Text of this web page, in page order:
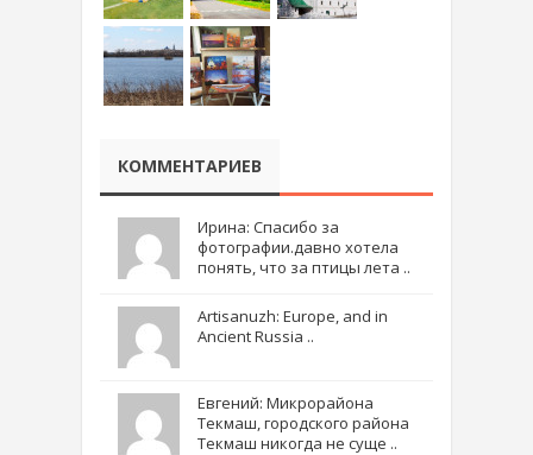
КОММЕНТАРИЕВ
Ирина: Спасибо за
фотографии.давно хотела
понять, что за птицы лета ..
Artisanuzh: Europe, and in
Ancient Russia ..
Евгений: Микрорайона
Текмаш, городского района
Текмаш никогда не суще ..